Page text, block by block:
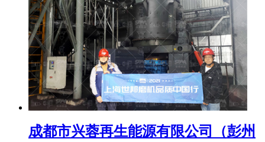
成都市兴蓉再生能源有限公司（彭州